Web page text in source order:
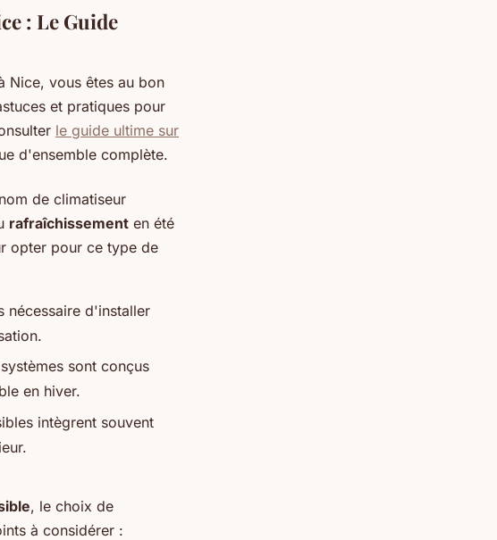
: Le Guide
Nice, vous êtes au bon
et pratiques pour
le guide ultime sur
d'ensemble complète.
de climatiseur
rafraîchissement en été
opter pour ce type de
nécessaire d'installer
sont conçus
en hiver.
intègrent souvent
, le choix de
à considérer :